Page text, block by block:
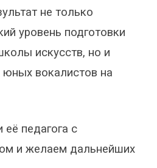
не только
уровень подготовки
искусств, но и
юных вокалистов на
педагога с
и желаем дальнейших